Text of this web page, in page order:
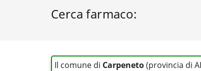
Cerca farmaco:
Il comune di Carpeneto(provincia di